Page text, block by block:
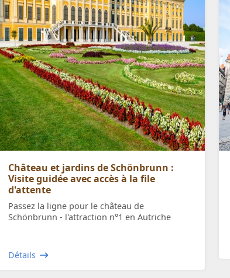
Château et jardins de Schönbrunn :
Visite guidée avec accès à la file
d'attente
Passez la ligne pour le château de
Schönbrunn - l'attraction n°1 en Autriche
Détails